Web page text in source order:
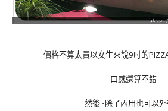
價格不算太貴以女生來說9吋的
口感還算不錯
然後~除了內用也可以